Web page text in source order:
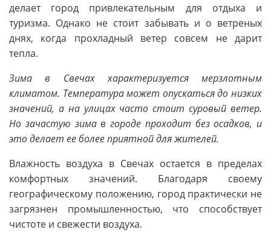
делает город привлекательным для отдыха и
туризма. Однако не стоит забывать и о ветреных
днях, когда прохладный ветер совсем не дарит
тепла.
Зима в Свечах характеризуется мерзлотным
климатом. Температура может опускаться до низких
значений, а на улицах часто стоит суровый ветер.
Но зачастую зима в городе проходит без осадков, и
это делает ее более приятной для жителей.
Влажность воздуха в Свечах остается в пределах
комфортных значений. Благодаря своему
географическому положению, город практически не
загрязнен промышленностью, что способствует
чистоте и свежести воздуха.